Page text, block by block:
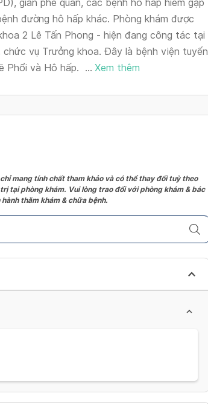
giãn phế quản, các bệnh hô hấp hiếm gặp
đường hô hấp khác. Phòng khám được
2 Lê Tấn Phong - hiện đang công tác tại
vụ Trưởng khoa. Đây là bệnh viện tuyến
Phổi và Hô hấp. ... Xem thêm
mang tính chất tham khảo và có thể thay đổi tuỳ theo
tại phòng khám. Vui lòng trao đổi với phòng khám & bác
thăm khám & chữa bệnh.